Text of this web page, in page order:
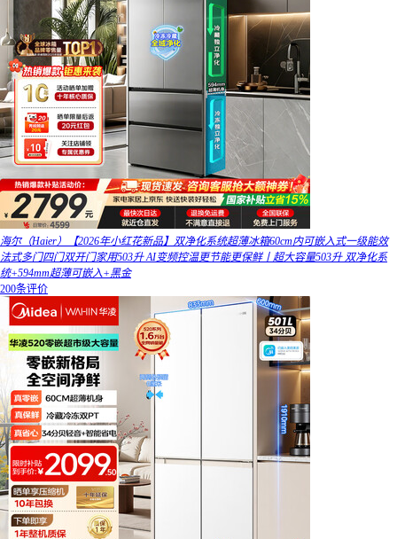
海尔（Haier）【2026年小红花新品】双净化系统超薄冰箱60cm内可嵌入式一级能效
法式多门四门双开门家用503升 AI变频控温更节能更保鲜丨超大容量503升 双净化系
统+594mm超薄可嵌入+黑金
200条评价